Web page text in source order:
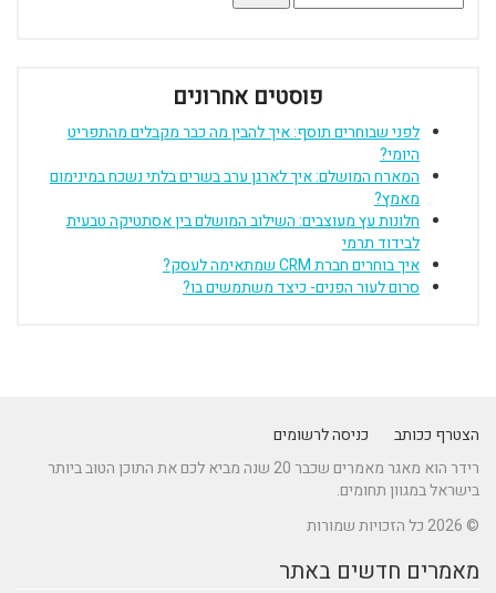
פוסטים אחרונים
לפני שבוחרים תוסף: איך להבין מה כבר מקבלים מהתפריט
היומי?
המארח המושלם: איך לארגן ערב בשרים בלתי נשכח במינימום
מאמץ?
חלונות עץ מעוצבים: השילוב המושלם בין אסתטיקה טבעית
לבידוד תרמי
איך בוחרים חברת CRM שמתאימה לעסק?
סרום לעור הפנים- כיצד משתמשים בו?
הצטרף ככותב
כניסה לרשומים
רידר הוא מאגר מאמרים שכבר 20 שנה מביא לכם את התוכן הטוב ביותר
בישראל במגוון תחומים.
© 2026 כל הזכויות שמורות
מאמרים חדשים באתר